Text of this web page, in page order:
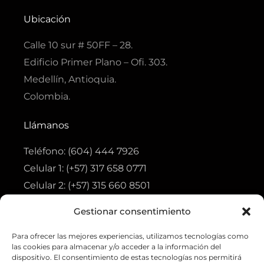
Gestionar consentimiento
Para ofrecer las mejores experiencias, utilizamos tecnologías como
las cookies para almacenar y/o acceder a la información del
dispositivo. El consentimiento de estas tecnologías nos permitirá
b
o
-
a
g
m
s
a
Ubicación
Calle 10 sur # 50FF – 28.
Edificio Primer Plano – Ofi. 303.
Medellín, Antioquia.
Colombia.
Llámanos
Teléfono: (604) 444 7926
Celular 1: (+57) 317 658 0771
Celular 2: (+57) 315 660 8501
Tienda
Ofertas